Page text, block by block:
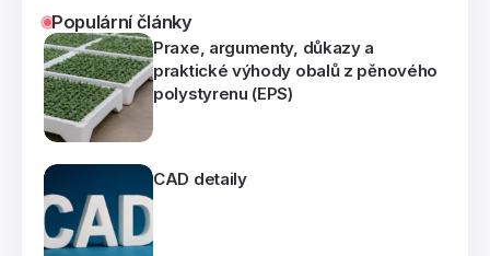
Populární články
Praxe, argumenty, důkazy a
praktické výhody obalů z pěnového
polystyrenu (EPS)
CAD detaily